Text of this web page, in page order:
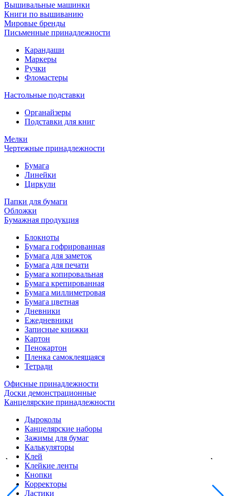
Вышивальные машинки
Книги по вышиванию
Мировые бренды
Письменные принадлежности
Карандаши
Маркеры
Ручки
Фломастеры
Настольные подставки
Органайзеры
Подставки для книг
Мелки
Чертежные принадлежности
Бумага
Линейки
Циркули
Папки для бумаги
Обложки
Бумажная продукция
Блокноты
Бумага гофрированная
Бумага для заметок
Бумага для печати
Бумага копировальная
Бумага крепированная
Бумага миллиметровая
Бумага цветная
Дневники
Ежедневники
Записные книжки
Картон
Пенокартон
Пленка самоклеящаяся
Тетради
Офисные принадлежности
Доски демонстрационные
Канцелярские принадлежности
Дыроколы
Канцелярские наборы
Зажимы для бумаг
Калькуляторы
Клей
Клейкие ленты
Кнопки
Корректоры
Ластики